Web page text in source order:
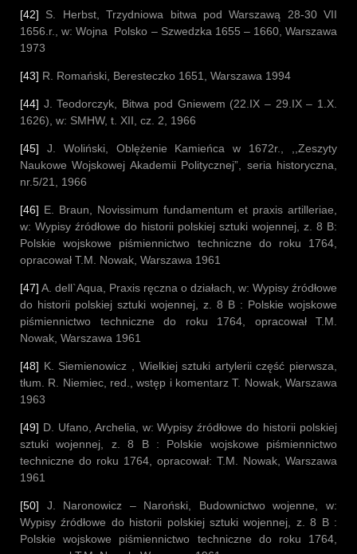
[42] S. Herbst, Trzydniowa bitwa pod Warszawą 28-30 VII
1656.r., w: Wojna Polsko – Szwedzka 1655 – 1660, Warszawa
1973
[43] R. Romański, Beresteczko 1651, Warszawa 1994
[44] J. Teodorczyk, Bitwa pod Gniewem (22.IX – 29.IX – 1.X.
1626), w: SMHW, t. XII, cz. 2, 1966
[45] J. Woliński, Oblężenie Kamieńca w 1672r., ,,Zeszyty
Naukowe Wojskowej Akademii Politycznej”, seria historyczna,
nr.5/21, 1966
[46] E. Braun, Novissimum fundamentum et praxis artilleriae,
w: Wypisy źródłowe do historii polskiej sztuki wojennej, z. 8 B:
Polskie wojskowe piśmiennictwo techniczne do roku 1764,
opracował T.M. Nowak, Warszawa 1961
[47] A. dell`Aqua, Praxis ręczna o działach, w: Wypisy źródłowe
do historii polskiej sztuki wojennej, z. 8 B : Polskie wojskowe
piśmiennictwo techniczne do roku 1764, opracował T.M.
Nowak, Warszawa 1961
[48] K. Siemienowicz , Wielkiej sztuki artylerii część pierwsza,
tłum. R. Niemiec, red., wstęp i komentarz T. Nowak, Warszawa
1963
[49] D. Ufano, Archelia, w: Wypisy źródłowe do historii polskiej
sztuki wojennej, z. 8 B : Polskie wojskowe piśmiennictwo
techniczne do roku 1764, opracował: T.M. Nowak, Warszawa
1961
[50] J. Naronowicz – Naroński, Budownictwo wojenne, w:
Wypisy źródłowe do historii polskiej sztuki wojennej, z. 8 B :
Polskie wojskowe piśmiennictwo techniczne do roku 1764,